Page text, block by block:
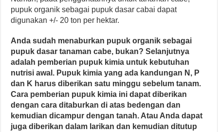
pupuk organik sebagai pupuk dasar cabai dapat
digunakan +/- 20 ton per hektar.
Anda sudah menaburkan pupuk organik sebagai
pupuk dasar tanaman cabe, bukan? Selanjutnya
adalah pemberian pupuk kimia untuk kebutuhan
nutrisi awal. Pupuk kimia yang ada kandungan N, P
dan K harus diberikan satu minggu sebelum tanam.
Cara pemberian pupuk kimia ini dapat diberikan
dengan cara ditaburkan di atas bedengan dan
kemudian dicampur dengan tanah. Atau Anda dapat
juga diberikan dalam larikan dan kemudian ditutup